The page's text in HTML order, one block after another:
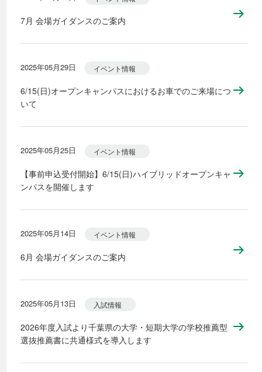
7月 会場ガイダンスのご案内
2025年05月29日 イベント情報
6/15(日)オープンキャンパスにおけるお車でのご来場につ
いて
2025年05月25日 イベント情報
【事前申込受付開始】6/15(日)ハイブリッドオープンキャ
ンパスを開催します
2025年05月14日 イベント情報
6月 会場ガイダンスのご案内
2025年05月13日 入試情報
2026年度入試より千葉県の大学・短期大学の学校推薦型
選抜推薦書に共通様式を導入します